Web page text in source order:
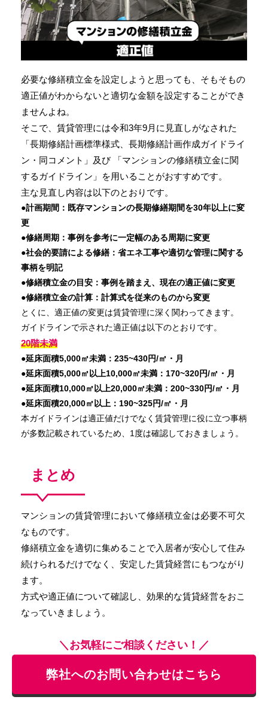
必要な修繕積立金を設定しようと思っても、そもそもの
適正値がわからないと適切な金額を設定することができ
ませんよね。
そこで、賃貸管理には令和3年9月に見直しがなされた
「長期修繕計画標準様式、長期修繕計画作成ガイドライ
ン・同コメント」及び 「マンションの修繕積立金に関
するガイドライン」を用いることがおすすめです。
主な見直し内容は以下のとおりです。
●計画期間：既存マンションの長期修繕期間を30年以上に変
更
●修繕周期：事例を参考に一定幅のある周期に変更
●社会的要請による修繕：省エネ工事や適切な管理に関する
事柄を明記
●修繕積立金の目安：事例を踏まえ、現在の適正値に変更
●修繕積立金の計算：計算式を従来のものから変更
とくに、適正値の変更は賃貸管理に深く関わってきます。
ガイドラインで示された適正値は以下のとおりです。
20階未満
●延床面積5,000㎡未満：235~430円/㎡・月
●延床面積5,000㎡以上10,000㎡未満：170~320円/㎡・月
●延床面積10,000㎡以上20,000㎡未満：200~330円/㎡・月
●延床面積20,000㎡以上：190~325円/㎡・月
本ガイドラインは適正値だけでなく賃貸管理に役に立つ事柄
が多数記載されているため、1度は確認しておきましょう。
まとめ
マンションの賃貸管理において修繕積立金は必要不可欠
なものです。
修繕積立金を適切に集めることで入居者が安心して住み
続けられるだけでなく、安定した賃貸経営にもつながり
ます。
方式や適正値について確認し、効果的な賃貸経営をおこ
なっていきましょう。
＼お気軽にご相談ください！／
弊社へのお問い合わせはこちら